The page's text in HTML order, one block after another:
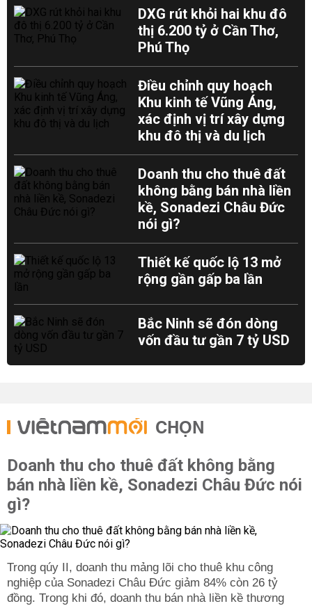
DXG rút khỏi hai khu đô
thị 6.200 tỷ ở Cần Thơ,
Phú Thọ
Điều chỉnh quy hoạch
Khu kinh tế Vũng Áng,
xác định vị trí xây dựng
khu đô thị và du lịch
Doanh thu cho thuê đất
không bằng bán nhà liền
kề, Sonadezi Châu Đức
nói gì?
Thiết kế quốc lộ 13 mở
rộng gần gấp ba lần
Bắc Ninh sẽ đón dòng
vốn đầu tư gần 7 tỷ USD
CHỌN
Doanh thu cho thuê đất không bằng
bán nhà liền kề, Sonadezi Châu Đức nói
gì?
Trong qúy II, doanh thu mảng lõi cho thuê khu công
nghiệp của Sonadezi Châu Đức giảm 84% còn 26 tỷ
đồng. Trong khi đó, doanh thu bán nhà liền kề thương